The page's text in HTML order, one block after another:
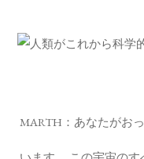
MARTH：あなたがお